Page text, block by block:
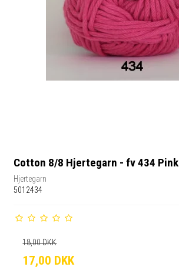
Cotton 8/8 Hjertegarn - fv 434 Pink
Hjertegarn
5012434
18,00 DKK
17,00 DKK